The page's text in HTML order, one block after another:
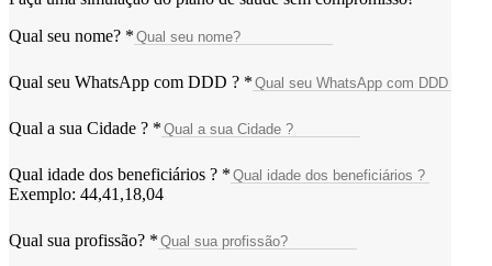
Qual seu nome? *
Qual seu WhatsApp com DDD ? *
Qual a sua Cidade ? *
Qual idade dos beneficiários ? *
Exemplo: 44,41,18,04
Qual sua profissão? *